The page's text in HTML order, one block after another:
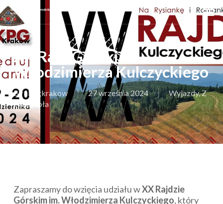
Skip
to
main
content
XX Rajd Górski im.
Włodzimierza Kulczyckiego
Byskpgkrakow 27 września 2024 Wyjazdy,Z
życia Koła
Zapraszamy do wzięcia udziału wXX Rajdzie
Górskim im. Włodzimierza Kulczyckiego, który